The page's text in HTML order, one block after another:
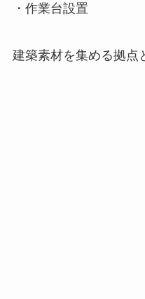
・作業台設置
建築素材を集める拠点